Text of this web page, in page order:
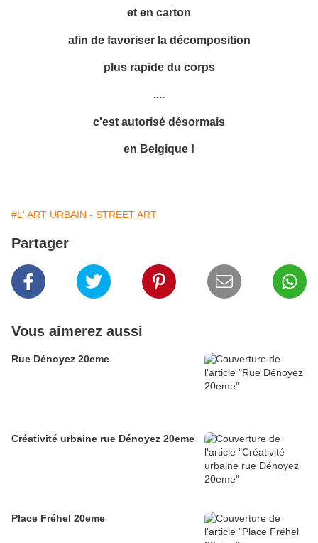
et en carton
afin de favoriser la décomposition
plus rapide du corps
....
c'est autorisé désormais
en Belgique !
#L' ART URBAIN - STREET ART
Partager
Vous aimerez aussi
Rue Dénoyez 20eme
Créativité urbaine rue Dénoyez 20eme
Place Fréhel 20eme